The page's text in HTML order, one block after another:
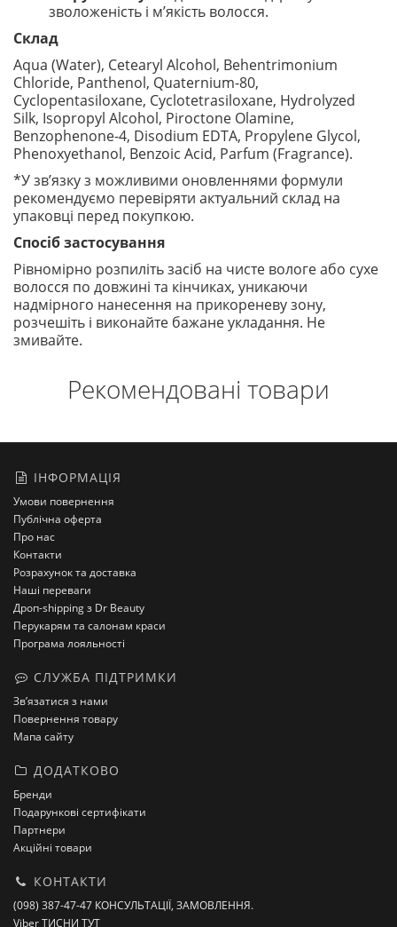
зволоженість і м’якість волосся.
Склад
Aqua (Water), Cetearyl Alcohol, Behentrimonium
Chloride, Panthenol, Quaternium-80,
Cyclopentasiloxane, Cyclotetrasiloxane, Hydrolyzed
Silk, Isopropyl Alcohol, Piroctone Olamine,
Benzophenone-4, Disodium EDTA, Propylene Glycol,
Phenoxyethanol, Benzoic Acid, Parfum (Fragrance).
*У зв’язку з можливими оновленнями формули
рекомендуємо перевіряти актуальний склад на
упаковці перед покупкою.
Спосіб застосування
Рівномірно розпиліть засіб на чисте вологе або сухе
волосся по довжині та кінчиках, уникаючи
надмірного нанесення на прикореневу зону,
розчешіть і виконайте бажане укладання. Не
змивайте.
Рекомендовані товари
ІНФОРМАЦІЯ
Умови повернення
Публічна оферта
Про нас
Контакти
Розрахунок та доставка
Наші переваги
Дроп-shipping з Dr Beauty
Перукарям та салонам краси
Програма лояльності
СЛУЖБА ПІДТРИМКИ
Зв’язатися з нами
Повернення товару
Мапа сайту
ДОДАТКОВО
Бренди
Подарункові сертифікати
Партнери
Акційні товари
КОНТАКТИ
(098) 387-47-47 КОНСУЛЬТАЦІЇ, ЗАМОВЛЕННЯ.
Viber ТИСНИ ТУТ